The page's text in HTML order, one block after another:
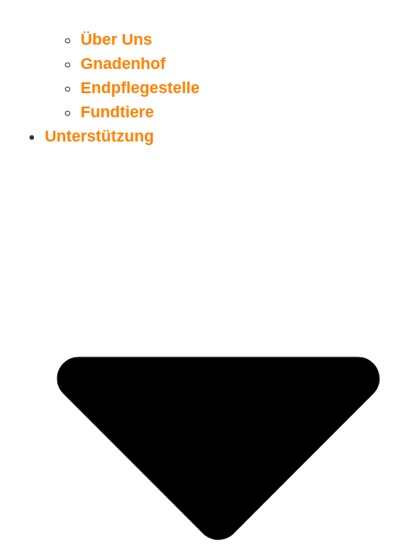
Über Uns
Gnadenhof
Endpflegestelle
Fundtiere
Unterstützung